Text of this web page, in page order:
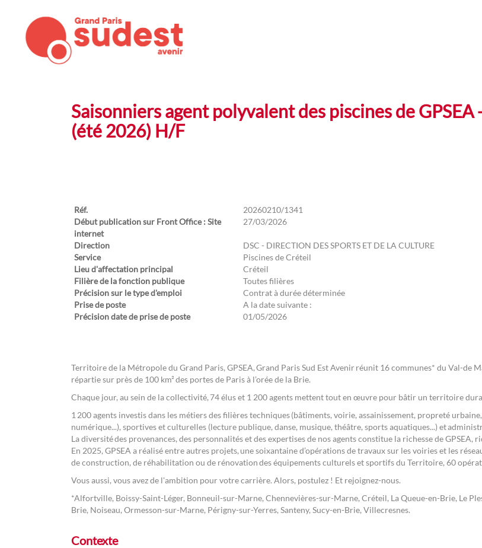
Saisonniers agent polyvalent des piscines de
(été 2026) H/F
Réf.
20260210/1341
Début publication sur Front Office : Site
internet
27/03/2026
Direction
DSC - DIRECTION DES SPORTS ET DE LA CULTURE
Service
Piscines de Créteil
Lieu d'affectation principal
Créteil
Filière de la fonction publique
Toutes filières
Précision sur le type d'emploi
Contrat à durée déterminée
Prise de poste
A la date suivante :
Précision date de prise de poste
01/05/2026
Territoire de la Métropole du Grand Paris, GPSEA, Grand Paris Sud Est Avenir réunit 16 communes* du Val-de
répartie sur près de 100 km² des portes de Paris à l’orée de la Brie.
Chaque jour, au sein de la collectivité, 74 élus et 1 200 agents mettent tout en œuvre pour bâtir un territoire
1 200 agents investis dans les métiers des filières techniques (bâtiments, voirie, assainissement, propreté
numérique...), sportives et culturelles (lecture publique, danse, musique, théâtre, sports aquatiques...) et
La diversité des provenances, des personnalités et des expertises de nos agents constitue la richesse de
En 2025, GPSEA a réalisé entre autres projets, une soixantaine d’opérations de travaux sur les voiries et les
de construction, de réhabilitation ou de rénovation des équipements culturels et sportifs du Territoire, 60
Vous aussi, vous avez de l'ambition pour votre carrière. Alors, postulez ! Et rejoignez-nous.
*Alfortville, Boissy-Saint-Léger, Bonneuil-sur-Marne, Chennevières-sur-Marne, Créteil, La Queue-en-Brie, Le
Brie, Noiseau, Ormesson-sur-Marne, Périgny-sur-Yerres, Santeny, Sucy-en-Brie, Villecresnes.
Contexte